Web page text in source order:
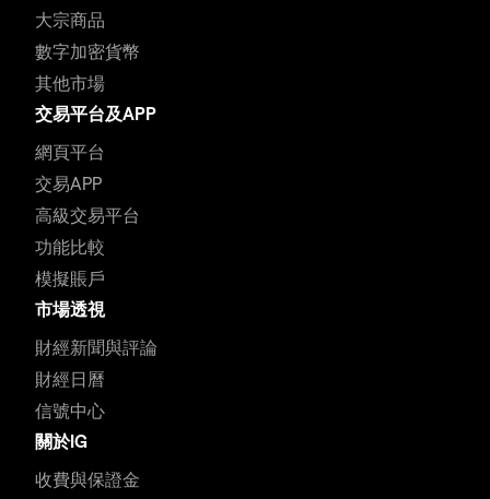
大宗商品
數字加密貨幣
其他市場
交易平台及APP
網頁平台
交易APP
高級交易平台
功能比較
模擬賬戶
市場透視
財經新聞與評論
財經日曆
信號中心
關於IG
收費與保證金